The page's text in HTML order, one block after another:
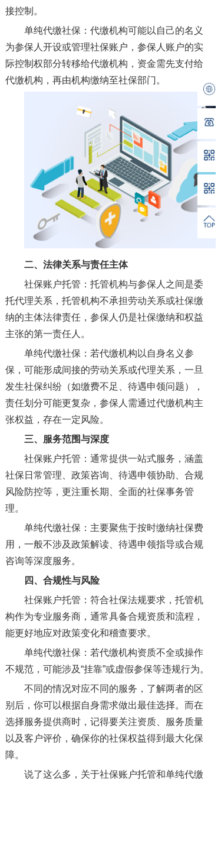
接控制。
单纯代缴社保：代缴机构可能以自己的名义
为参保人开设或管理社保账户，参保人账户的实
际控制权部分转移给代缴机构，资金需先支付给
代缴机构，再由机构缴纳至社保部门。
二、法律关系与责任主体
社保账户托管：托管机构与参保人之间是委
托代理关系，托管机构不承担劳动关系或社保缴
纳的主体法律责任，参保人仍是社保缴纳和权益
主张的第一责任人。
单纯代缴社保：若代缴机构以自身名义参
保，可能形成间接的劳动关系或代理关系，一旦
发生社保纠纷（如缴费不足、待遇申领问题），
责任划分可能更复杂，参保人需通过代缴机构主
张权益，存在一定风险。
三、 服务范围与深度
社保账户托管：通常提供一站式服务，涵盖
社保日常管理、政策咨询、待遇申领协助、合规
风险防控等，更注重长期、全面的社保事务管
理。
单纯代缴社保：主要聚焦于按时缴纳社保费
用，一般不涉及政策解读、待遇申领指导或合规
咨询等深度服务。
四、合规性与风险
社保账户托管：符合社保法规要求，托管机
构作为专业服务商，通常具备合规资质和流程，
能更好地应对政策变化和稽查要求。
单纯代缴社保：若代缴机构资质不全或操作
不规范，可能涉及“挂靠”或虚假参保等违规行为。
不同的情况对应不同的服务，了解两者的区
别后，你可以根据自身需求做出最佳选择。而在
选择服务提供商时，记得要关注资质、服务质量
以及客户评价，确保你的社保权益得到最大化保
障。
说了这么多，关于社保账户托管和单纯代缴